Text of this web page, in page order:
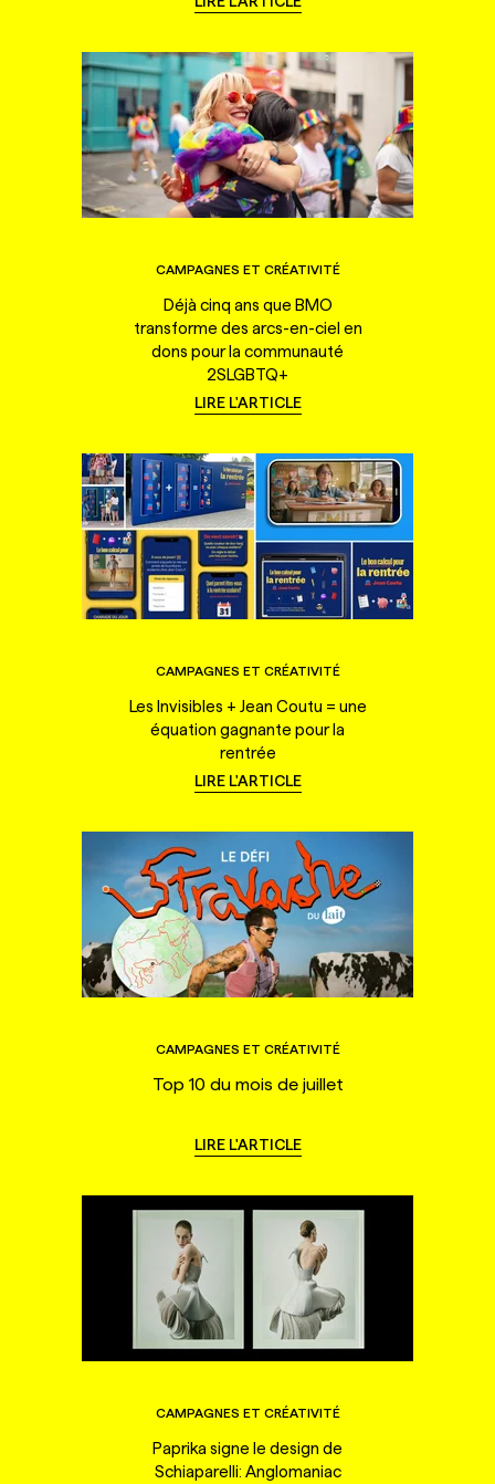
CAMPAGNES ET CRÉATIVITÉ
Déjà cinq ans que BMO
transforme des arcs-en-ciel en
dons pour la communauté
2SLGBTQ+
LIRE L'ARTICLE
CAMPAGNES ET CRÉATIVITÉ
Les Invisibles + Jean Coutu = une
équation gagnante pour la
rentrée
LIRE L'ARTICLE
CAMPAGNES ET CRÉATIVITÉ
Top 10 du mois de juillet
LIRE L'ARTICLE
CAMPAGNES ET CRÉATIVITÉ
Paprika signe le design de
Schiaparelli: Anglomaniac